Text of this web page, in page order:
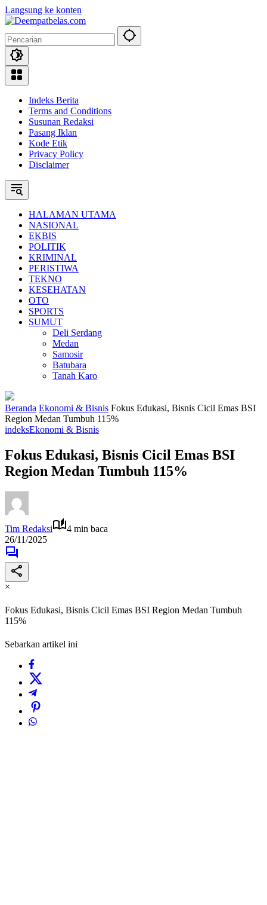
Langsung ke konten
Indeks Berita
Terms and Conditions
Susunan Redaksi
Pasang Iklan
Kode Etik
Privacy Policy
Disclaimer
HALAMAN UTAMA
NASIONAL
EKBIS
POLITIK
KRIMINAL
PERISTIWA
TEKNO
KESEHATAN
OTO
SPORTS
SUMUT
Deli Serdang
Medan
Samosir
Batubara
Tanah Karo
Beranda Ekonomi & Bisnis Fokus Edukasi, Bisnis Cicil Emas BSI
Region Medan Tumbuh 115%
indeksEkonomi & Bisnis
Fokus Edukasi, Bisnis Cicil Emas BSI
Region Medan Tumbuh 115%
Tim Redaksi
4 min baca
26/11/2025
×
Fokus Edukasi, Bisnis Cicil Emas BSI Region Medan Tumbuh
115%
Sebarkan artikel ini